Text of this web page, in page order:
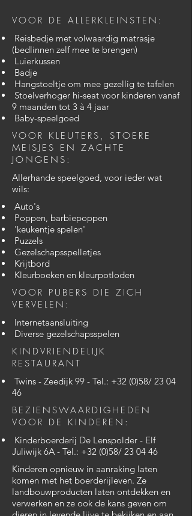
VOOR DE ALLERKLEINSTEN:
Reisbedje met volwaardig matrasje
(bedlinnen zelf mee te brengen)
Luierkussen
Badje
Hangstoeltje om mee gezellig te tafelen
Stoelverhoger hi-seat voor kinderen vanaf
9 maanden tot 3 à 4 jaar
Baby-speelgoed
VOOR KLEUTERS, STOERE
MEISJES EN ZACHTE
JONGENS:
Allerhande speelgoed, voor ieder wat
wils:
Auto's
Poppen, barbiepoppen
'keukentje spelen'
Puzzels
Gezelschapsspelletjes
Krijtbord
Kleurboeken en kleurpotloden
VOOR PUBERS DIE ZICH
VERVELEN:
Internetaansluiting
Diverse gezelschapsspelen
KINDVRIENDELIJK
RESTAURANT
Twins - Zeedijk 99 - Tel.: +32 (0)58/ 23 04
46
BEZIENSWAARDIGHEDEN
VOOR DE KINDEREN:
Kinderboerderij De Lenspolder - Elf
Juliwijk 6A - Tel.: +32 (0)58/ 23 04 46
Kinderen opnieuw in aanraking laten
komen met het boerderijleven. Ze
landbouwproducten laten ontdekken en
verwerken en ze ook de kans geven om